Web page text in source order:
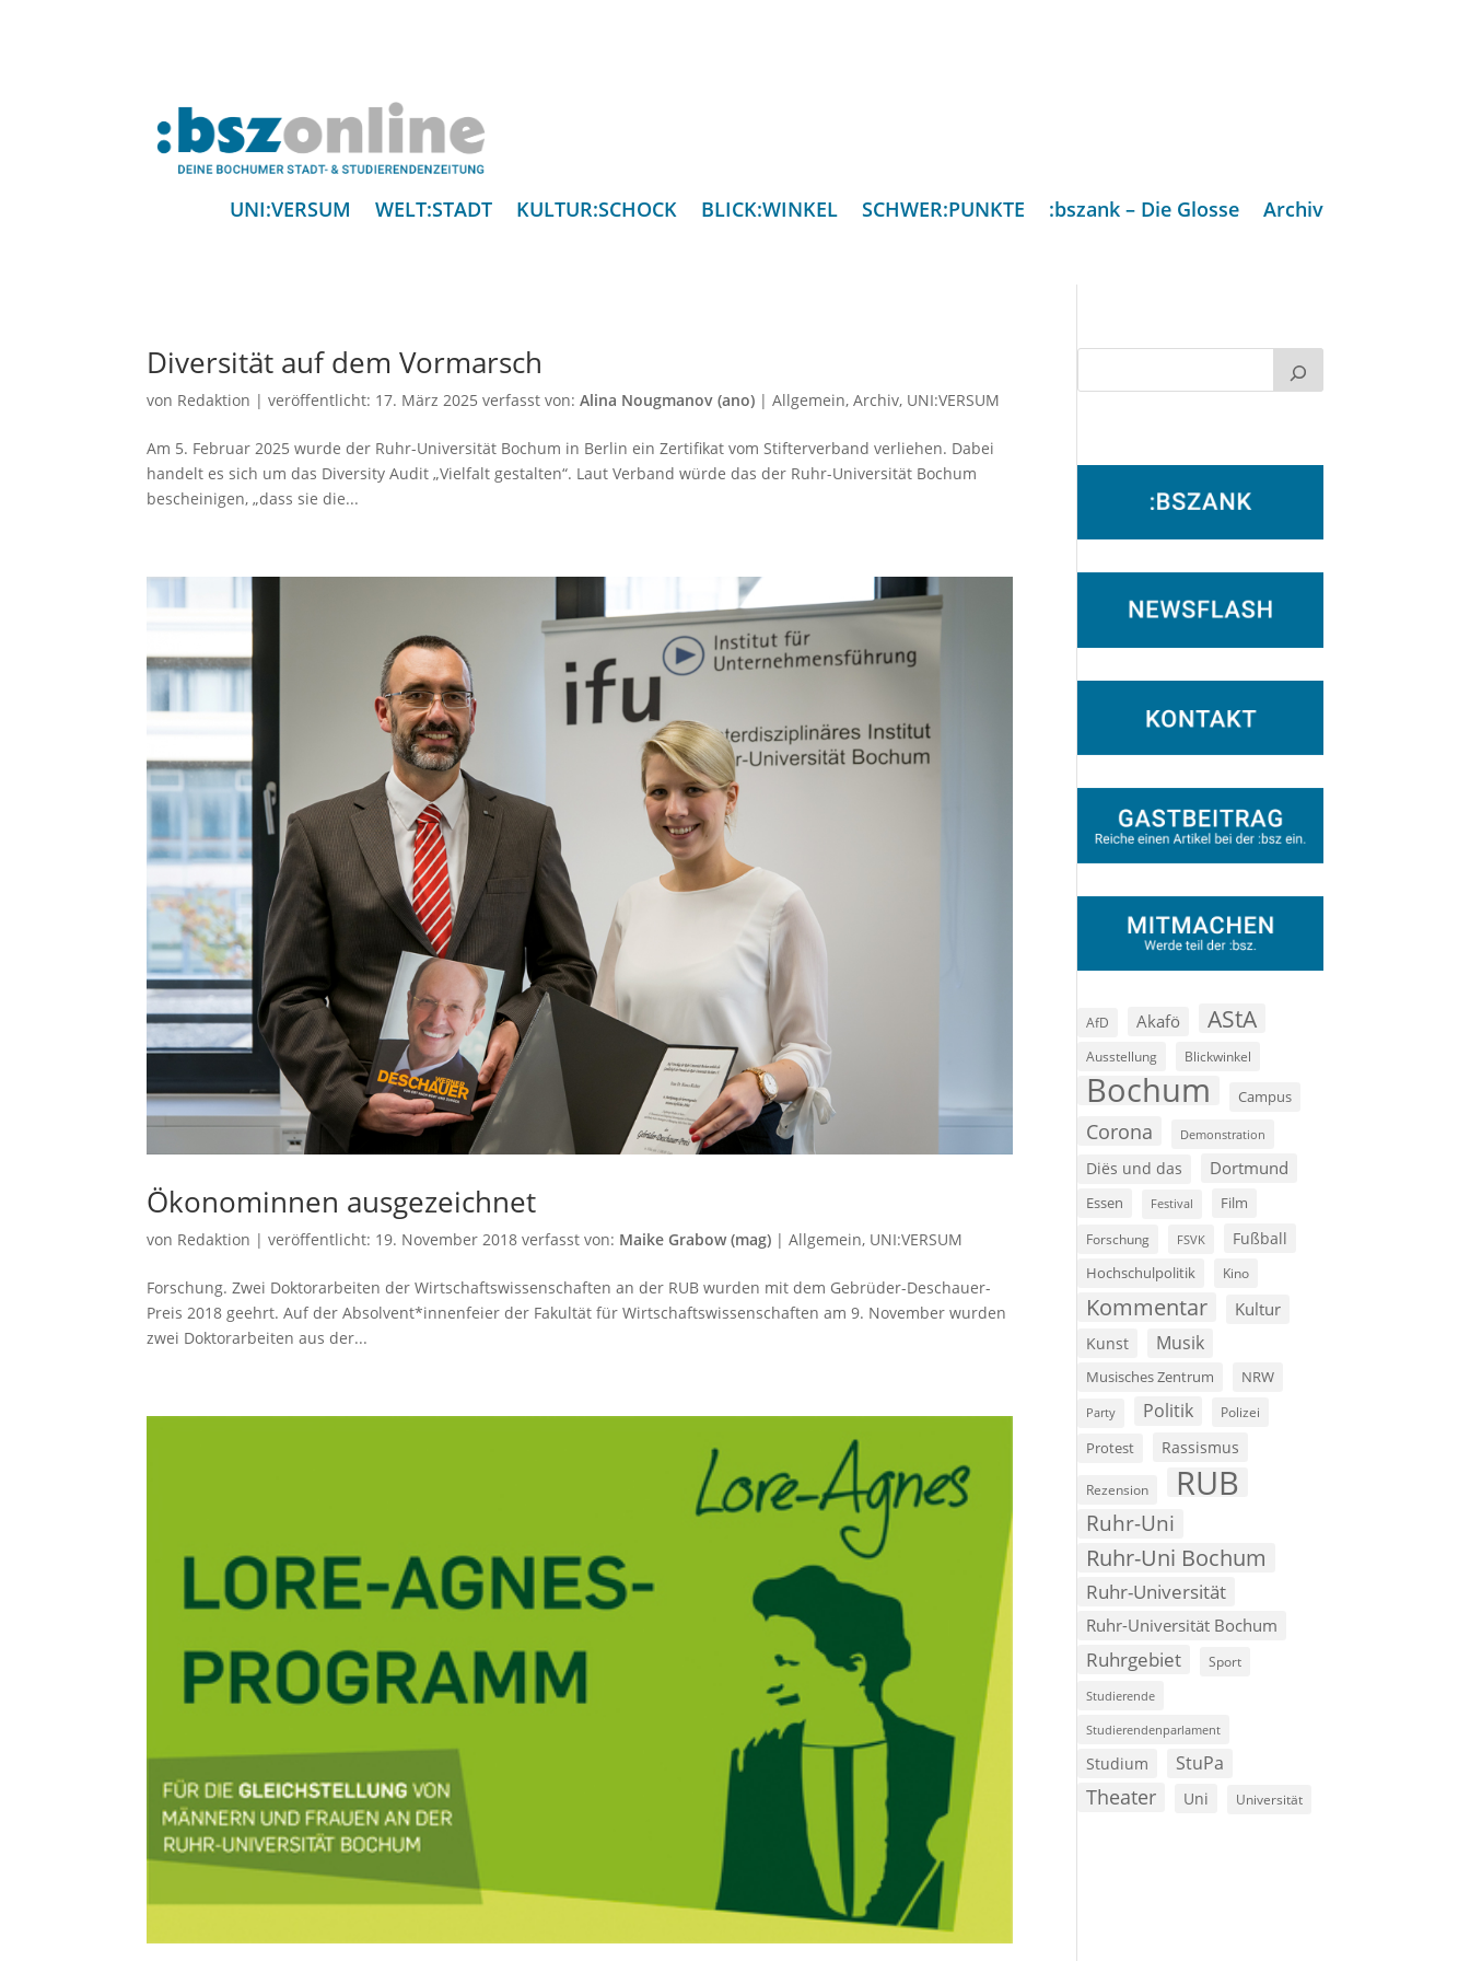
UNI:VERSUM WELT:STADT KULTUR:SCHOCK BLICK:WINKEL SCHWER:PUNKTE :bszank – Die Glosse Archiv
Diversität auf dem Vormarsch
von Redaktion |veröffentlicht: 17. März 2025 verfasst von:Alina Nougmanov (ano) |Allgemein,Archiv, UNI:VERSUM
Am 5. Februar 2025 wurde der Ruhr-Universität Bochum in Berlin ein Zertifikat vom Stifterverband verliehen. Dabei
handelt es sich um das Diversity Audit „Vielfalt gestalten“. Laut Verband würde das der Ruhr-Universität Bochum
bescheinigen, „dass sie die...
Ökonominnen ausgezeichnet
von Redaktion |veröffentlicht: 19. November 2018 verfasst von: Maike Grabow (mag) |Allgemein, UNI:VERSUM
Forschung. Zwei Doktorarbeiten der Wirtschaftswissenschaften an der RUB wurden mit dem Gebrüder-Deschauer-
Preis 2018 geehrt. Auf der Absolvent*innenfeier der Fakultät für Wirtschaftswissenschaften am 9. November wurden
zwei Doktorarbeiten aus der...
AfD Akafö AStA
Ausstellung Blickwinkel
Bochum Campus
Corona Demonstration
Diës und das Dortmund
Essen Festival Film
Forschung FSVK Fußball
Hochschulpolitik Kino
Kommentar Kultur
Kunst Musik
Musisches Zentrum NRW
Party Politik Polizei
Protest Rassismus
Rezension RUB
Ruhr-Uni
Ruhr-Uni Bochum
Ruhr-Universität
Ruhr-Universität Bochum
Ruhrgebiet Sport
Studierende
Studierendenparlament
Studium StuPa
Theater Uni Universität